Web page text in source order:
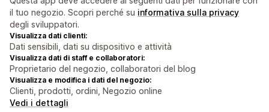
il tuo negozio. Scopri perché su informativa sulla privacy
degli sviluppatori.
Visualizza dati clienti:
Dati sensibili, dati su dispositivo e attività
Visualizza dati di staff e collaboratori:
Proprietario del negozio, collaboratori del blog
Visualizza e modifica i dati del negozio:
Clienti, prodotti, ordini, Negozio online
Vedi i dettagli